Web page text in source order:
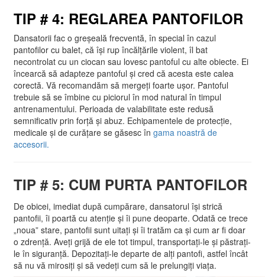
TIP # 4: REGLAREA PANTOFILOR
Dansatorii fac o greșeală frecventă, în special în cazul
pantofilor cu balet, că își rup încălțările violent, îl bat
necontrolat cu un ciocan sau lovesc pantoful cu alte obiecte. Ei
încearcă să adapteze pantoful și cred că acesta este calea
corectă. Vă recomandăm să mergeți foarte ușor. Pantoful
trebuie să se îmbine cu piciorul în mod natural în timpul
antrenamentului. Perioada de valabilitate este redusă
semnificativ prin forță și abuz. Echipamentele de protecție,
medicale și de curățare se găsesc în gama noastră de
accesorii.
TIP # 5: CUM PURTA PANTOFILOR
De obicei, imediat după cumpărare, dansatorul își strică
pantofii, îi poartă cu atenție și îi pune deoparte. Odată ce trece
„noua” stare, pantofii sunt uitați și îi tratăm ca și cum ar fi doar
o zdrență. Aveți grijă de ele tot timpul, transportați-le și păstrați-
le în siguranță. Depozitați-le departe de alți pantofi, astfel încât
să nu vă mirosiți și să vedeți cum să le prelungiți viața.